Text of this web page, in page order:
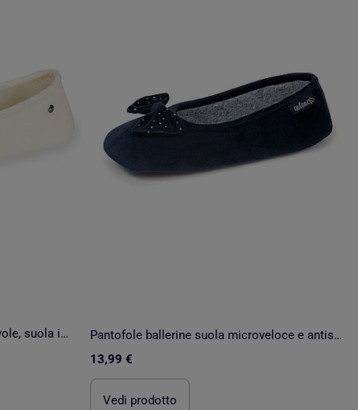
Pantofole ballerine ultraconfortevole, suola in cuoio, donna Isotoner
Pantofole ballerine suola microveloce e antiscivolo donna Isotoner
13,99 €
Vedi prodotto